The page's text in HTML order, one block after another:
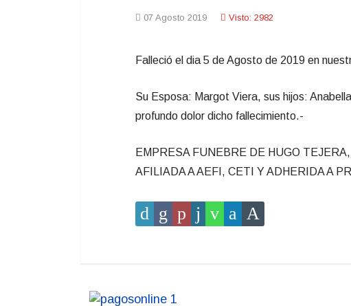
07 Agosto 2019 Visto: 2982
Falleció el dia 5 de Agosto de 2019 en
Su Esposa: Margot Viera, sus hijos:
profundo dolor dicho fallecimiento.-
EMPRESA FUNEBRE DE HUGO
AFILIADA A AEFI, CETI Y ADHERIDA A